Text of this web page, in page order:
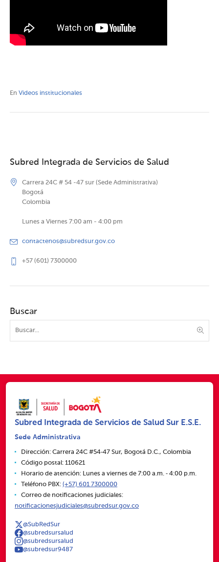
En Videos institucionales
Subred Integrada de Servicios de Salud
Carrera 24C # 54 -47 sur (Sede Administrativa)
Bogotá
Colombia
Lunes a Viernes 7:00 am - 4:00 pm
contactenos@subredsur.gov.co
+57 (601) 7300000
Buscar
Subred Integrada de Servicios de Salud Sur E.S.E.
Sede Administrativa
Dirección: Carrera 24C #54‑47 Sur, Bogotá D.C., Colombia
Código postal: 110621
Horario de atención: Lunes a viernes de 7:00 a.m. ‑ 4:00 p.m.
Teléfono PBX: (+57) 601 7300000
Correo de notificaciones judiciales:
notificacionesjudiciales@subredsur.gov.co
@SubRedSur
@subredsursalud
@subredsursalud
@subredsur9487